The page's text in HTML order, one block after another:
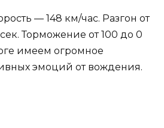
— 148 км/час. Разгон от
Торможение от 100 до 0
имеем огромное
эмоций от вождения.